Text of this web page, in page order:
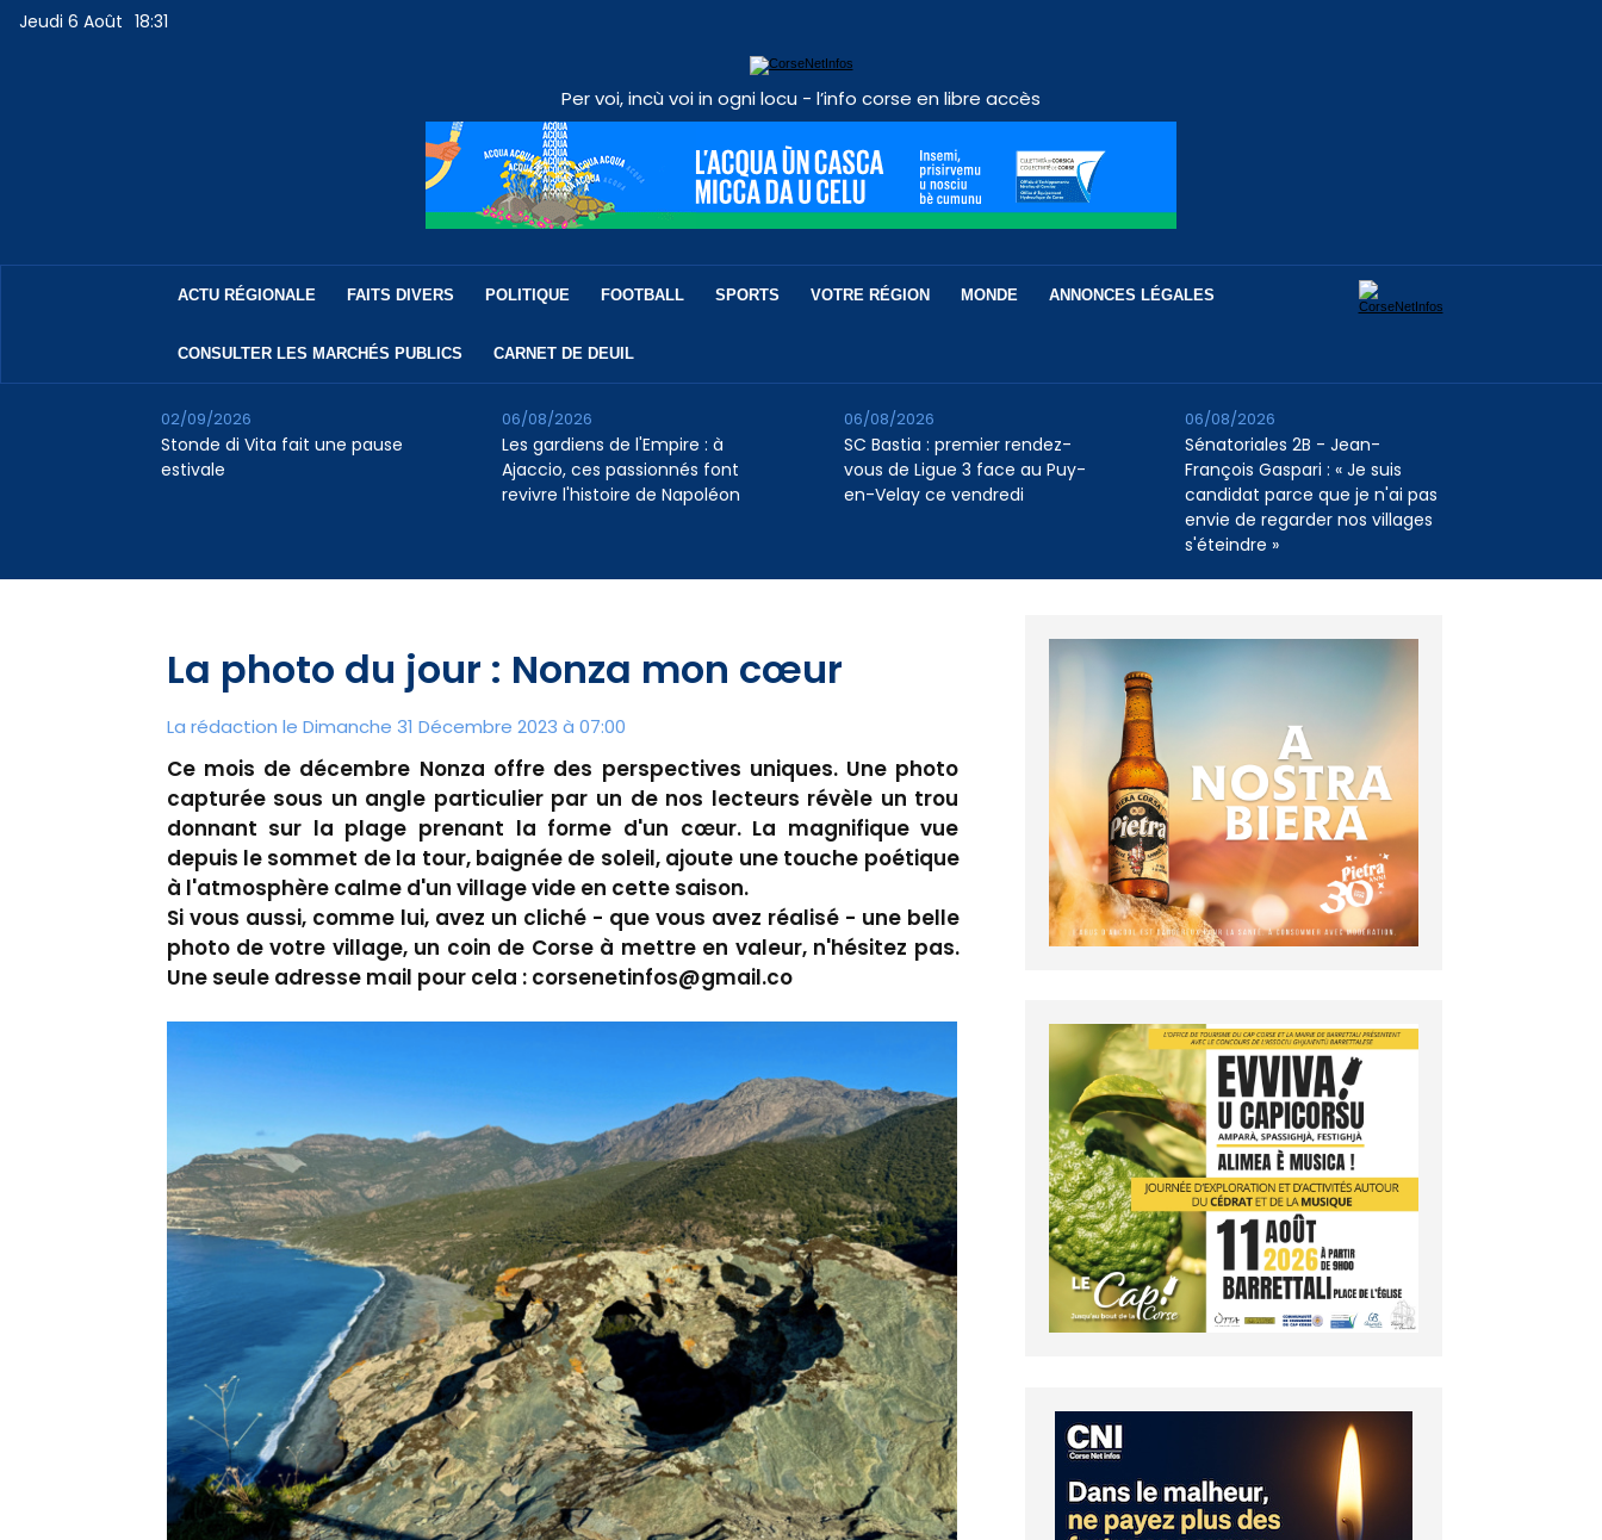
Jeudi 6 Août 18:31
Per voi, incù voi in ogni locu - l’info corse en libre accès
ACTU RÉGIONALE FAITS DIVERS POLITIQUE FOOTBALL SPORTS VOTRE RÉGION MONDE ANNONCES LÉGALES
CONSULTER LES MARCHÉS PUBLICS CARNET DE DEUIL
Stonde di Vita fait une pause
estivale
02/09/2026
Les gardiens de l'Empire : à
Ajaccio, ces passionnés font
revivre l'histoire de Napoléon
06/08/2026
SC Bastia : premier rendez-
vous de Ligue 3 face au Puy-
en-Velay ce vendredi
06/08/2026
Sénatoriales 2B - Jean-
François Gaspari : « Je suis
candidat parce que je n'ai pas
envie de regarder nos villages
s'éteindre »
06/08/2026
La photo du jour : Nonza mon cœur
La rédaction le Dimanche 31 Décembre 2023 à 07:00
Ce mois de décembre Nonza offre des perspectives uniques. Une photo
capturée sous un angle particulier par un de nos lecteurs révèle un trou
donnant sur la plage prenant la forme d'un cœur. La magnifique vue
depuis le sommet de la tour, baignée de soleil, ajoute une touche poétique
à l'atmosphère calme d'un village vide en cette saison.
Si vous aussi, comme lui, avez un cliché - que vous avez réalisé - une belle
photo de votre village, un coin de Corse à mettre en valeur, n'hésitez pas.
Une seule adresse mail pour cela : corsenetinfos@gmail.co